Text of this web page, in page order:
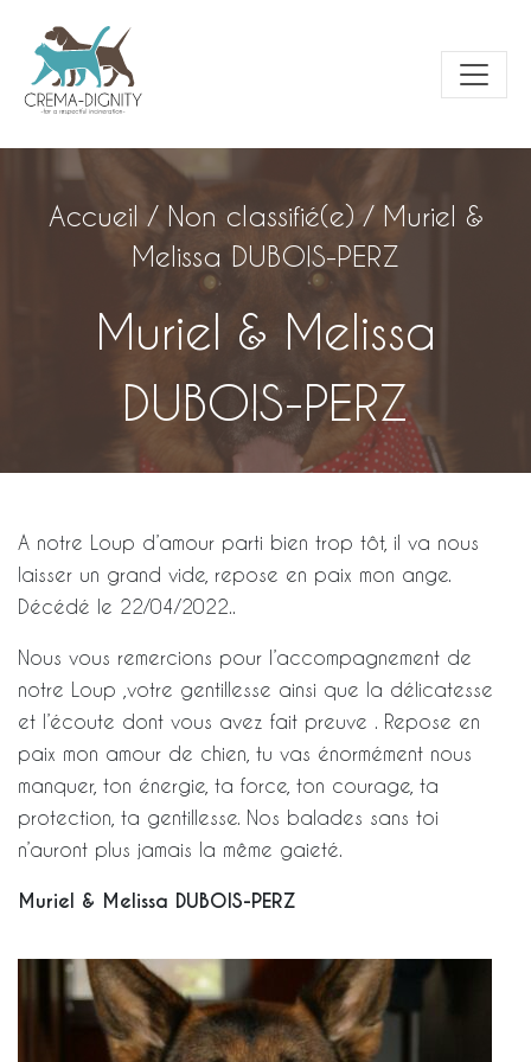
Accueil / Non classifié(e) / Muriel &
Melissa DUBOIS-PERZ
Muriel & Melissa
DUBOIS-PERZ
A notre Loup d’amour parti bien trop tôt, il va nous
laisser un grand vide, repose en paix mon ange.
Décédé le 22/04/2022..
Nous vous remercions pour l’accompagnement de
notre Loup ,votre gentillesse ainsi que la délicatesse
et l’écoute dont vous avez fait preuve . Repose en
paix mon amour de chien, tu vas énormément nous
manquer, ton énergie, ta force, ton courage, ta
protection, ta gentillesse. Nos balades sans toi
n’auront plus jamais la même gaieté.
Muriel & Melissa DUBOIS-PERZ